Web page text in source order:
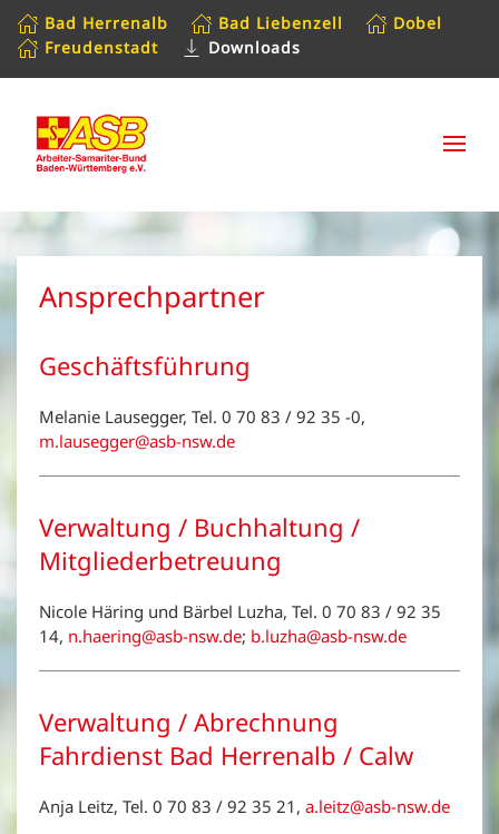
Zum Hauptinhalt springen
Ansprechpartner
Geschäftsführung
Melanie Lausegger, Tel. 0 70 83 / 92 35 -0,
m.lausegger@asb-nsw.de
Verwaltung / Buchhaltung /
Mitgliederbetreuung
Nicole Häring und Bärbel Luzha, Tel. 0 70 83 / 92 35
14, n.haering@asb-nsw.de; b.luzha@asb-nsw.de
Verwaltung / Abrechnung
Fahrdienst Bad Herrenalb / Calw
Anja Leitz, Tel. 0 70 83 / 92 35 21, a.leitz@asb-nsw.de
Bad Herrenalb Bad Liebenzell
Dobel
Freudenstadt
Downloads